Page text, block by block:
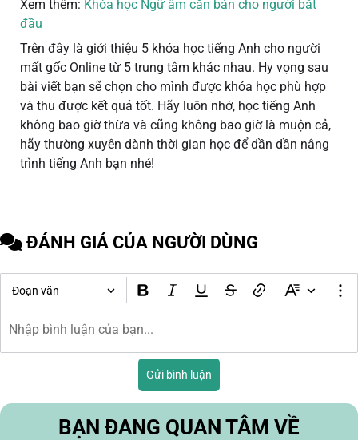
Xem thêm: Khóa học Ngữ âm căn bản cho người bắt
đầu
Trên đây là giới thiệu 5 khóa học tiếng Anh cho người
mất gốc Online từ 5 trung tâm khác nhau. Hy vọng sau
bài viết bạn sẽ chọn cho mình được khóa học phù hợp
và thu được kết quả tốt. Hãy luôn nhớ, học tiếng Anh
không bao giờ thừa và cũng không bao giờ là muộn cả,
hãy thường xuyên dành thời gian học để dần dần nâng
trình tiếng Anh bạn nhé!
ĐÁNH GIÁ CỦA NGƯỜI DÙNG
Đoạn văn
Gửi bình luận
BẠN ĐANG QUAN TÂM VỀ